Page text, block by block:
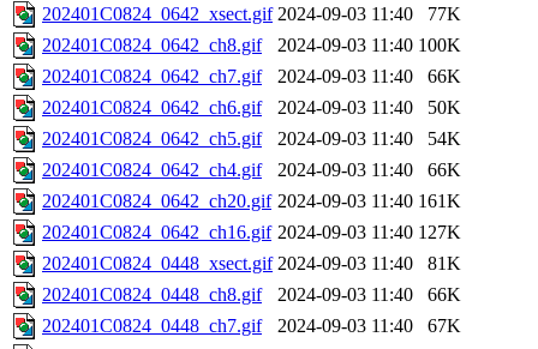
202401C0824_0642_xsect.gif 2024-09-03 11:40
77K
202401C0824_0642_ch8.gif
2024-09-03 11:40 100K
202401C0824_0642_ch7.gif
2024-09-03 11:40
66K
202401C0824_0642_ch6.gif
2024-09-03 11:40
50K
202401C0824_0642_ch5.gif
2024-09-03 11:40
54K
202401C0824_0642_ch4.gif
2024-09-03 11:40
66K
202401C0824_0642_ch20.gif 2024-09-03 11:40 161K
202401C0824_0642_ch16.gif 2024-09-03 11:40 127K
202401C0824_0448_xsect.gif 2024-09-03 11:40
81K
202401C0824_0448_ch8.gif
2024-09-03 11:40
66K
202401C0824_0448_ch7.gif
2024-09-03 11:40
67K